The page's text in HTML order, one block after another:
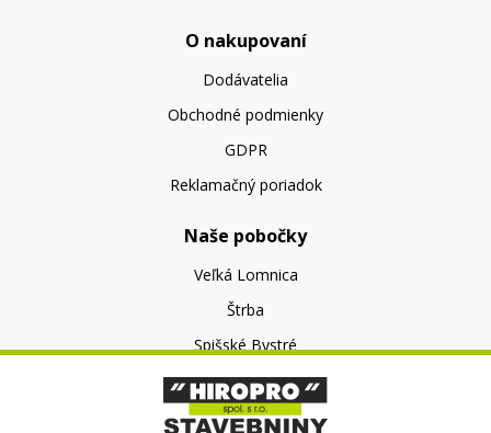
O nakupovaní
Dodávatelia
Obchodné podmienky
GDPR
Reklamačný poriadok
Naše pobočky
Veľká Lomnica
Štrba
Spišské Bystré
O nás